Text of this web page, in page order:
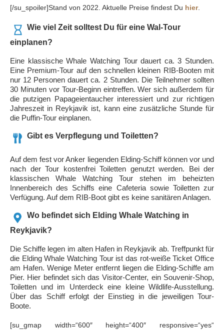
[/su_spoiler]Stand von 2022. Aktuelle Preise findest Du hier.
Wie viel Zeit solltest Du für eine Wal-Tour
einplanen?
Eine klassische Whale Watching Tour dauert ca. 3 Stunden.
Eine Premium-Tour auf den schnellen kleinen RIB-Booten mit
nur 12 Personen dauert ca. 2 Stunden. Die Teilnehmer sollten
30 Minuten vor Tour-Beginn eintreffen. Wer sich außerdem für
die putzigen Papageientaucher interessiert und zur richtigen
Jahreszeit in Reykjavik ist, kann eine zusätzliche Stunde für
die Puffin-Tour einplanen.
Gibt es Verpflegung und Toiletten?
Auf dem fest vor Anker liegenden Elding-Schiff können vor und
nach der Tour kostenfrei Toiletten genutzt werden. Bei der
klassischen Whale Watching Tour stehen im beheizten
Innenbereich des Schiffs eine Cafeteria sowie Toiletten zur
Verfügung. Auf dem RIB-Boot gibt es keine sanitären Anlagen.
Wo befindet sich Elding Whale Watching in
Reykjavik?
Die Schiffe legen im alten Hafen in Reykjavik ab. Treffpunkt für
die Elding Whale Watching Tour ist das rot-weiße Ticket Office
am Hafen. Wenige Meter entfernt liegen die Elding-Schiffe am
Pier. Hier befindet sich das Visitor-Center, ein Souvenir-Shop,
Toiletten und im Unterdeck eine kleine Wildlife-Ausstellung.
Über das Schiff erfolgt der Einstieg in die jeweiligen Tour-
Boote.
[su_gmap width=“600″ height=“400″ responsive=“yes“